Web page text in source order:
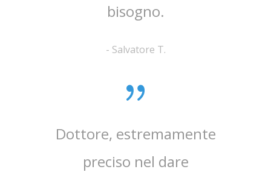
bisogno.
- Salvatore T.
Dottore, estremamente
preciso nel dare